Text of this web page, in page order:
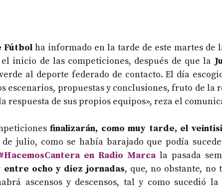
Fútbol ha informado en la tarde de este martes de
inicio de las competiciones, después de que la
al deporte federado de contacto. El día
escenarios, propuestas y conclusiones, fruto de la
respuesta de sus propios equipos», reza el
finalizarán, como muy tarde, el
julio, como se había barajado que podía
en Radio Marca la pasada
entre ocho y diez jornadas, que, no obstante, no
ascensos y descensos, tal y como sucedió la